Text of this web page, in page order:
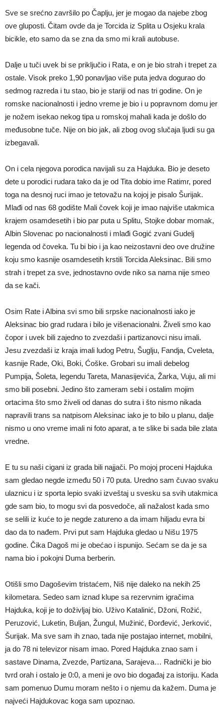
Sve se srećno završilo po Čaplju, jer je mogao da najebe zbog
ove gluposti. Čitam ovde da je Torcida iz Splita u Osjeku krala
bicikle, eto samo da se zna da smo mi krali autobuse.
Dalje u tuči uvek bi se priključio i Rata, e on je bio strah i trepet za
ostale. Visok preko 1,90 ponavljao više puta jedva dogurao do
sedmog razreda i tu stao, bio je stariji od nas tri godine. On je
romske nacionalnosti i jedno vreme je bio i u popravnom domu jer
je nožem isekao nekog tipa u romskoj mahali kada je došlo do
međusobne tuče. Nije on bio jak, ali zbog ovog slučaja ljudi su ga
izbegavali.
On i cela njegova porodica navijali su za Hajduka. Bio je deseto
dete u porodici rudara tako da je od Tita dobio ime Ratimr, pored
toga na desnoj ruci imao je tetovažu na kojoj je pisalo Šurijak.
Mlađi od nas 68 godište Mali čovek koji je imao najviše utakmica
krajem osamdesetih i bio par puta u Splitu, Stojke dobar momak,
Albin Slovenac po nacionalnosti i mlađi Gogić zvani Gudelj
legenda od čoveka. Tu bi bio i ja kao neizostavni deo ove družine
koju smo kasnije osamdesetih krstili Torcida Aleksinac. Bili smo
strah i trepet za sve, jednostavno ovde niko sa nama nije smeo
da se kači.
Osim Rate i Albina svi smo bili srpske nacionalnosti iako je
Aleksinac bio grad rudara i bilo je višenacionalni. Živeli smo kao
čopor i uvek bili zajedno to zvezdaši i partizanovci nisu imali.
Jesu zvezdaši iz kraja imali ludog Petru, Šuglju, Fandja, Cveleta,
kasnije Rade, Oki, Boki, Ćoške. Grobari su imali debelog
Pumpija, Šoleta, legendu Tareta, Manasijevića, Žarka, Vuju, ali mi
smo bili posebni. Jedino što zameram sebi i ostalim mojim
ortacima što smo živeli od danas do sutra i što nismo nikada
napravili trans sa natpisom Aleksinac iako je to bilo u planu, dalje
nismo u ono vreme imali ni foto aparat, a te slike bi sada bile zlata
vredne.
E tu su naši cigani iz grada bili najjači. Po mojoj proceni Hajduka
sam gledao negde između 50 i 70 puta. Uredno sam čuvao svaku
ulaznicu i iz sporta lepio svaki izveštaj u svesku sa svih utakmica
gde sam bio, to mogu svi da posvedoče, ali nažalost kada smo
se selili iz kuće to je negde zatureno a da imam hiljadu evra bi
dao da to nađem. Prvi put sam Hajduka gledao u Nišu 1975
godine. Čika Dagoš mi je obećao i ispunijo. Sećam se da je sa
nama bio i pokojni Duma berberin.
Otišli smo Dagoševim tristaćem, Niš nije daleko na nekih 25
kilometara. Sedeo sam iznad klupe sa rezervnim igračima
Hajduka, koji je to doživljaj bio. Uživo Katalinić, Džoni, Rožić,
Peruzović, Luketin, Buljan, Žungul, Mužinić, Đorđević, Jerković,
Šurijak. Ma sve sam ih znao, tada nije postajao internet, mobilni,
ja do 78 ni televizor nisam imao. Pored Hajduka znao sam i
sastave Dinama, Zvezde, Partizana, Sarajeva… Radnički je bio
tvrd orah i ostalo je 0:0, a meni je ovo bio događaj za istoriju. Kada
sam pomenuo Dumu moram nešto i o njemu da kažem. Duma je
najveći Hajdukovac koga sam upoznao.